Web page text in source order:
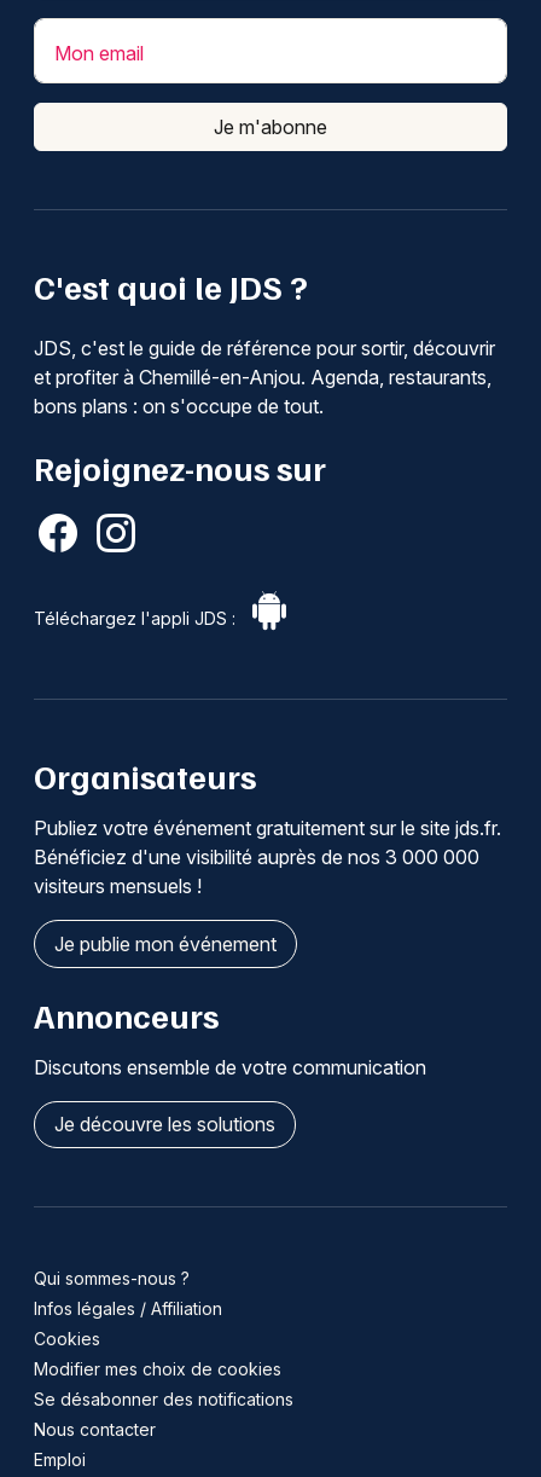
C'est quoi le JDS ?
JDS, c'est le guide de référence pour sortir, découvrir
et profiter à Chemillé-en-Anjou. Agenda, restaurants,
bons plans : on s'occupe de tout.
Rejoignez-nous sur
Téléchargez l'appli JDS :
Mon email
Je m'abonne
Organisateurs
Publiez votre événement gratuitement sur le site jds.fr.
Bénéficiez d'une visibilité auprès de nos 3 000 000
visiteurs mensuels !
Je publie mon événement
Annonceurs
Discutons ensemble de votre communication
Je découvre les solutions
Qui sommes-nous ?
Infos légales / Affiliation
Cookies
Modifier mes choix de cookies
Se désabonner des notifications
Nous contacter
Emploi